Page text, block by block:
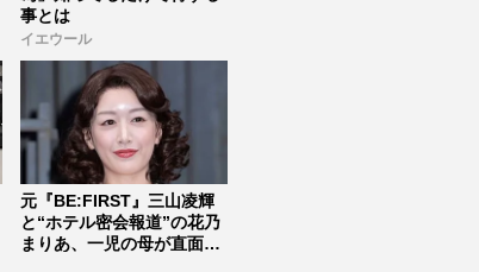
事とは
イエウール
元『BE:FIRST』三山凌輝
と“ホテル密会報道”の花乃
まりあ、一児の母が直面